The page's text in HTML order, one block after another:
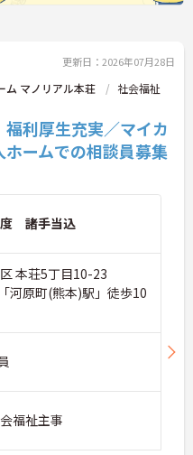
更新日：2026年07月28日
ム マノリアル本荘
社会福祉
福利厚生充実／マイカ
ームでの相談員募集
諸手当込
本荘5丁目10-23
河原町(熊本)駅」徒歩10
福祉主事